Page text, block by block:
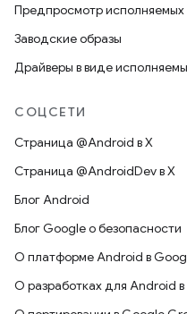
Предпросмотр исполняемых
Заводские образы
Драйверы в виде
СОЦСЕТИ
Страница @Android в X
Страница @AndroidDev в X
Блог Android
Блог Google о безопасности
О платформе Android в
О разработках для Android